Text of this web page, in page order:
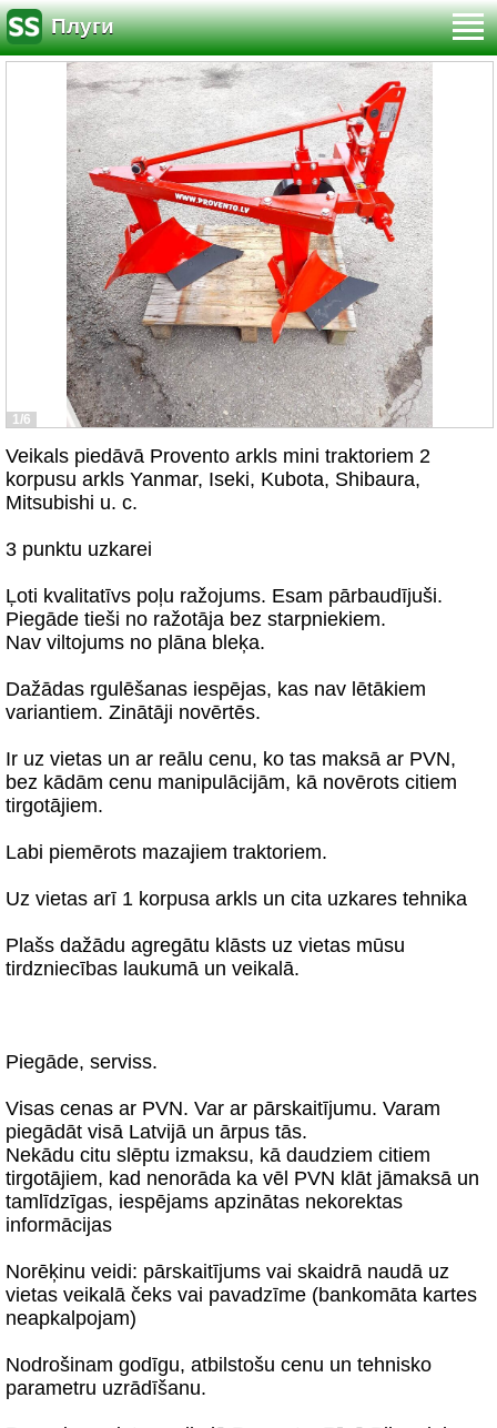
Плуги
1/6
Veikals piedāvā Provento arkls mini traktoriem 2
korpusu arkls Yanmar, Iseki, Kubota, Shibaura,
Mitsubishi u. c.
3 punktu uzkarei
Ļoti kvalitatīvs poļu ražojums. Esam pārbaudījuši.
Piegāde tieši no ražotāja bez starpniekiem.
Nav viltojums no plāna bleķa.
Dažādas rgulēšanas iespējas, kas nav lētākiem
variantiem. Zinātāji novērtēs.
Ir uz vietas un ar reālu cenu, ko tas maksā ar PVN,
bez kādām cenu manipulācijām, kā novērots citiem
tirgotājiem.
Labi piemērots mazajiem traktoriem.
Uz vietas arī 1 korpusa arkls un cita uzkares tehnika
Plašs dažādu agregātu klāsts uz vietas mūsu
tirdzniecības laukumā un veikalā.
Piegāde, serviss.
Visas cenas ar PVN. Var ar pārskaitījumu. Varam
piegādāt visā Latvijā un ārpus tās.
Nekādu citu slēptu izmaksu, kā daudziem citiem
tirgotājiem, kad nenorāda ka vēl PVN klāt jāmaksā un
tamlīdzīgas, iespējams apzinātas nekorektas
informācijas
Norēķinu veidi: pārskaitījums vai skaidrā naudā uz
vietas veikalā čeks vai pavadzīme (bankomāta kartes
neapkalpojam)
Nodrošinam godīgu, atbilstošu cenu un tehnisko
parametru uzrādīšanu.